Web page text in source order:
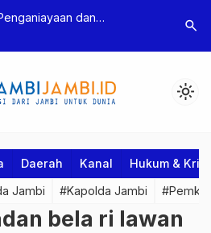
dan
Dua Tersangka
Polres
Dua
search
light_mode
Daerah Kanal Hukum &
Jambi #Kapolda Jambi
bela ri lawan